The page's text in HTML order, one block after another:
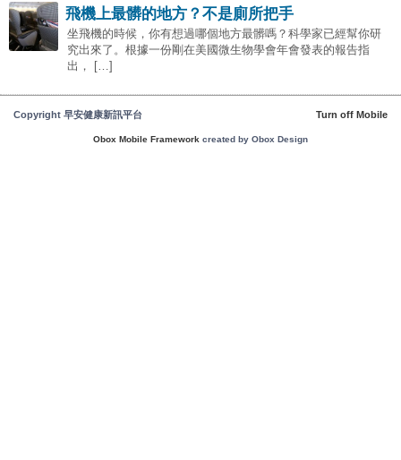
飛機上最髒的地方？不是廁所把手
坐飛機的時候，你有想過哪個地方最髒嗎？科學家已經幫你研
究出來了。根據一份剛在美國微生物學會年會發表的報告指
出， […]
Copyright 早安健康新訊平台 Turn off Mobile
Obox Mobile Framework created by Obox Design